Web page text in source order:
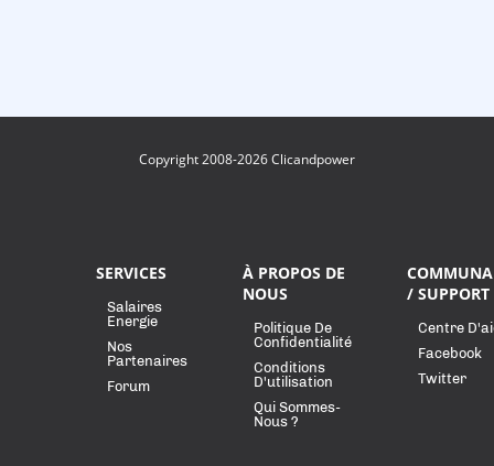
Copyright 2008-2026 Clicandpower
SERVICES
Salaires
Energie
Nos
Partenaires
Forum
À PROPOS DE
NOUS
Politique De
Confidentialité
Conditions
D'utilisation
Qui Sommes-
Nous ?
/ SUPPORT
Centre
Facebook
Twitter